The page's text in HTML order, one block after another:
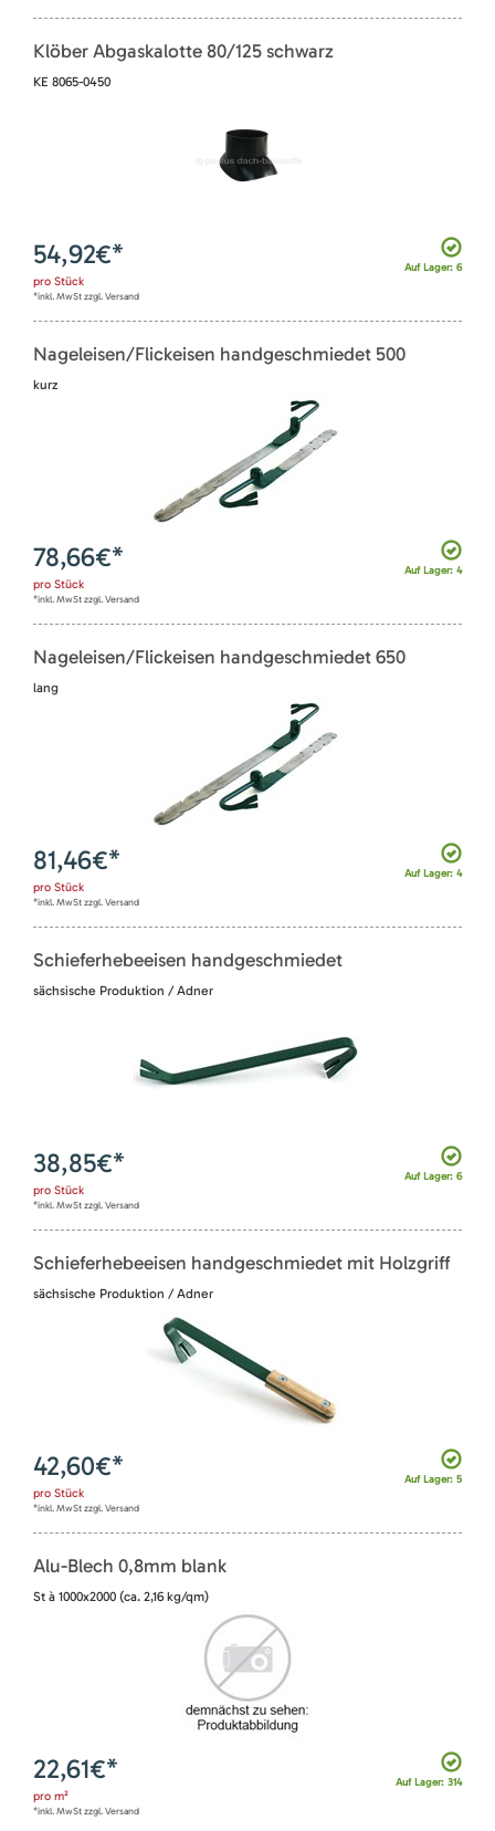
Klöber Abgaskalotte 80/125 schwarz
KE 8065-0450
Auf Lager: 6
54,92€*
pro Stück
*inkl. MwSt zzgl. Versand
Nageleisen/Flickeisen handgeschmiedet 500
kurz
Auf Lager: 4
78,66€*
pro Stück
*inkl. MwSt zzgl. Versand
Nageleisen/Flickeisen handgeschmiedet 650
lang
Auf Lager: 4
81,46€*
pro Stück
*inkl. MwSt zzgl. Versand
Schieferhebeeisen handgeschmiedet
sächsische Produktion / Adner
Auf Lager: 6
38,85€*
pro Stück
*inkl. MwSt zzgl. Versand
Schieferhebeeisen handgeschmiedet mit Holzgriff
sächsische Produktion / Adner
Auf Lager: 5
42,60€*
pro Stück
*inkl. MwSt zzgl. Versand
Alu-Blech 0,8mm blank
St à 1000x2000 (ca. 2,16 kg/qm)
Auf Lager: 314
22,61€*
pro m²
*inkl. MwSt zzgl. Versand